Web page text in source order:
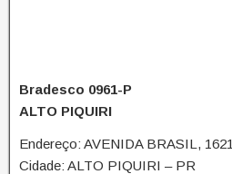
Bradesco 0961-P
ALTO PIQUIRI
Endereço: AVENIDA BRASIL, 1621
Cidade: ALTO PIQUIRI – PR